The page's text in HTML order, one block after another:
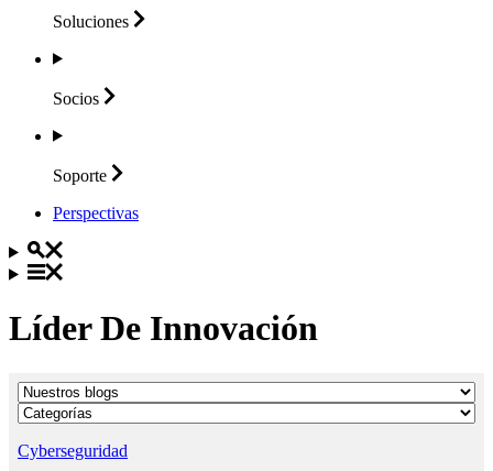
Soluciones
Socios
Soporte
Perspectivas
Líder De Innovación
Cyberseguridad